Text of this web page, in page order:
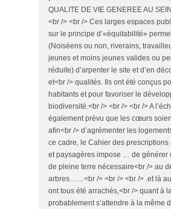
QUALITE DE VIE GENEREE AU
<br /> <br /> Ces larges espaces
sur le principe d’«équitabilité»
(Noiséens ou non, riverains,
jeunes et moins jeunes valides ou
réduite) d’arpenter le site et d’en
et<br /> qualités. Ils ont été conçus
habitants et pour favoriser le
biodiversité.<br /> <br /> <br /> A
également prévu que les cœurs
afin<br /> d’agrémenter les
ce cadre, le Cahier des
et paysagères impose … de générer
de pleine terre nécessaire<br /> au
arbres……<br /> <br /> <br /> .et là
ont tous été arrachés,<br /> quant à
probablement s’attendre à la même